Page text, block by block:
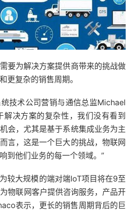
要为解决方案提供商带来的挑战做
更复杂的销售周期。
技术公司营销与通信总监Michael
解决方案的复杂性，我们没有看到
会，尤其是基于系统集成业务为主
言，这是一个巨大的挑战，物联网
到他们业务的每一个领域。”
较大规模的端对端IoT项目将在9至
物联网客户提供咨询服务，产品开
表示，更长的销售周期背后的巨